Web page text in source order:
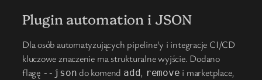
Plugin automation i JSON
Dla osób automatyzujących pipeline'y i integracje CI/CD
kluczowe znaczenie ma strukturalne wyjście. Dodano
flagę --json do komend add, remove i marketplace,